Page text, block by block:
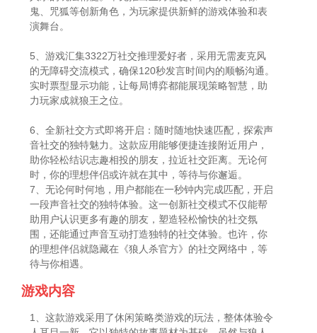
鬼、咒狐等创新角色，为玩家提供新鲜的游戏体验和表
演舞台。
5、游戏汇集3322万社交推理爱好者，采用无需麦克风
的无障碍交流模式，确保120秒发言时间内的顺畅沟通。
实时票型显示功能，让每局博弈都能展现策略智慧，助
力玩家成就狼王之位。
6、全新社交方式即将开启：随时随地快速匹配，探索声
音社交的独特魅力。这款应用能够便捷连接附近用户，
助你轻松结识志趣相投的朋友，拉近社交距离。无论何
时，你的理想伴侣或许就在其中，等待与你邂逅。
7、无论何时何地，用户都能在一秒钟内完成匹配，开启
一段声音社交的独特体验。这一创新社交模式不仅能帮
助用户认识更多有趣的朋友，塑造轻松愉快的社交氛
围，还能通过声音互动打造独特的社交体验。也许，你
的理想伴侣就隐藏在《狼人杀官方》的社交网络中，等
待与你相遇。
游戏内容
1、这款游戏采用了休闲策略类游戏的玩法，整体体验令